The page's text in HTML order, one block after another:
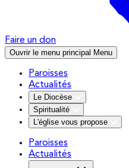
Faire un don
Ouvrir le menu principal Menu
Paroisses
Actualités
Le Diocèse
Spiritualité
L'église vous propose
Paroisses
Actualités